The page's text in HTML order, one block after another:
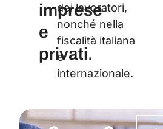
imprese
e
privati.
dei lavoratori,
nonché nella
fiscalità italiana
e
internazionale.